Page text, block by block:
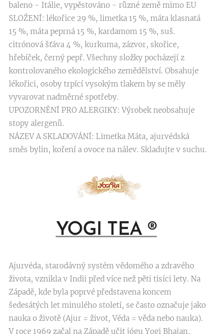
baleno - Itálie, vypěstováno - různé země mimo EU
SLOŽENÍ: lékořice 29 %, limetka 15 %, máta klasnatá
15 %, máta peprná 15 %, kardamom 15 %, suš.
citrónová šťáva 4 %, kurkuma, zázvor, skořice,
hřebíček, černý pepř. Všechny složky pocházejí z
kontrolovaného ekologického zemědělství. Obsahuje
lékořici, osoby trpící vysokým tlakem by se měly
vyvarovat nadměrné spotřeby.
UPOZORNĚNÍ PRO ALERGIKY: Výrobek neobsahuje
stopy alergenů.
NÁZEV A SKLADOVÁNÍ: Limetka Máta, ajurvédská
směs bylin, koření a ovoce na nálev. Skladujte v suchu.
YOGI TEA ®
Ajurvéda, starodávný systém vědomého a zdravého
života, vznikla v Indii před více než pěti tisíci lety. Na
Západě, kde byla poprvé představena koncem
šedesátých let minulého století, se často označuje jako
nauka o životě (Ajur = život, Véda = věda nebo nauka).
V roce 1969 začal na Západě učit jógu Yogi Bhajan,